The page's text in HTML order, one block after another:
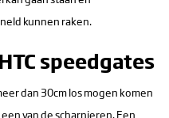
kunnen raken.
speedgates
dan 30cm los mogen komen
van de scharnieren. Een